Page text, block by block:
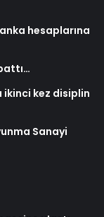
hesaplarına
ikinci kez disiplin
Sanayi